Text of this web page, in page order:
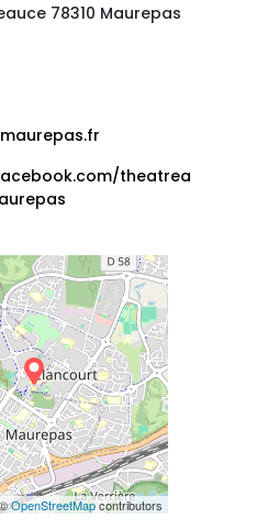
78310 Maurepas
theatrea
OpenStreetMapcontributors